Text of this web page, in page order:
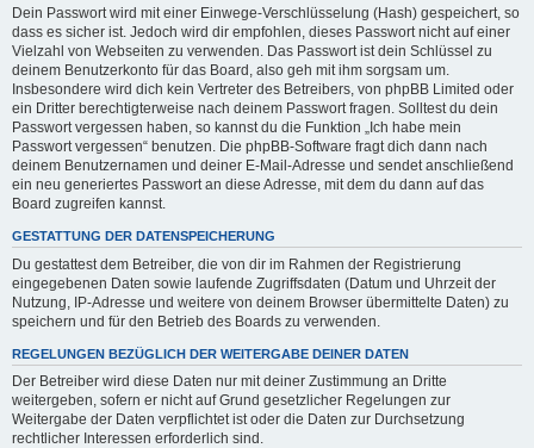
Dein Passwort wird mit einer Einwege-Verschlüsselung (Hash) gespeichert, so
dass es sicher ist. Jedoch wird dir empfohlen, dieses Passwort nicht auf einer
Vielzahl von Webseiten zu verwenden. Das Passwort ist dein Schlüssel zu
deinem Benutzerkonto für das Board, also geh mit ihm sorgsam um.
Insbesondere wird dich kein Vertreter des Betreibers, von phpBB Limited oder
ein Dritter berechtigterweise nach deinem Passwort fragen. Solltest du dein
Passwort vergessen haben, so kannst du die Funktion „Ich habe mein
Passwort vergessen“ benutzen. Die phpBB-Software fragt dich dann nach
deinem Benutzernamen und deiner E-Mail-Adresse und sendet anschließend
ein neu generiertes Passwort an diese Adresse, mit dem du dann auf das
Board zugreifen kannst.
GESTATTUNG DER DATENSPEICHERUNG
Du gestattest dem Betreiber, die von dir im Rahmen der Registrierung
eingegebenen Daten sowie laufende Zugriffsdaten (Datum und Uhrzeit der
Nutzung, IP-Adresse und weitere von deinem Browser übermittelte Daten) zu
speichern und für den Betrieb des Boards zu verwenden.
REGELUNGEN BEZÜGLICH DER WEITERGABE DEINER DATEN
Der Betreiber wird diese Daten nur mit deiner Zustimmung an Dritte
weitergeben, sofern er nicht auf Grund gesetzlicher Regelungen zur
Weitergabe der Daten verpflichtet ist oder die Daten zur Durchsetzung
rechtlicher Interessen erforderlich sind.